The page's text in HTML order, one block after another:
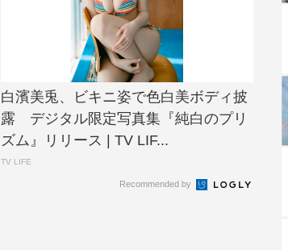
白濱美兎、ビキニ姿で色白美ボディ披
露 デジタル限定写真集『純白のプリ
ズム』リリース | TV LIF...
TV LIFE
Recommended by